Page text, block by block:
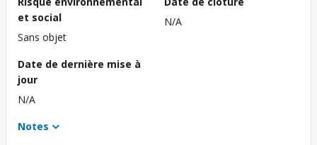
et social
Sans objet
N/A
Date de dernière mise à
jour
N/A
Notes